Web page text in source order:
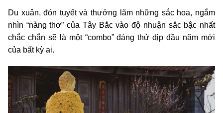
Du xuân, đón tuyết và thưởng lãm những sắc hoa, ngắm
nhìn “nàng thơ” của Tây Bắc vào độ nhuận sắc bậc nhất
chắc chắn sẽ là một “combo” đáng thử dịp đầu năm mới
của bất kỳ ai.